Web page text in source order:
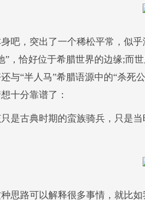
吧，突出了一个稀松平常，似
”，恰好位于希腊世界的边缘;而
与“半人马”希腊语源中的“杀死
十分靠谱了：
是古典时期的蛮族骑兵，只是
思路可以解释很多事情，就比